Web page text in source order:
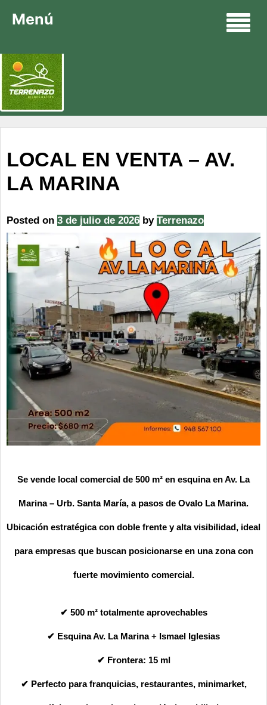
Menú
LOCAL EN VENTA – AV.
LA MARINA
Posted on 3 de julio de 2026 by Terrenazo
Se vende local comercial de 500 m² en esquinaen Av. La
Marina – Urb. Santa María, a pasos de Ovalo La Marina.
Ubicación estratégica con doble frente y alta visibilidad, ideal
para empresas que buscan posicionarse en una zona con
fuerte movimiento comercial.
✔ 500 m² totalmente aprovechables
✔ Esquina Av. La Marina + Ismael Iglesias
✔ Frontera: 15 ml
✔ Perfecto para franquicias, restaurantes, minimarket,